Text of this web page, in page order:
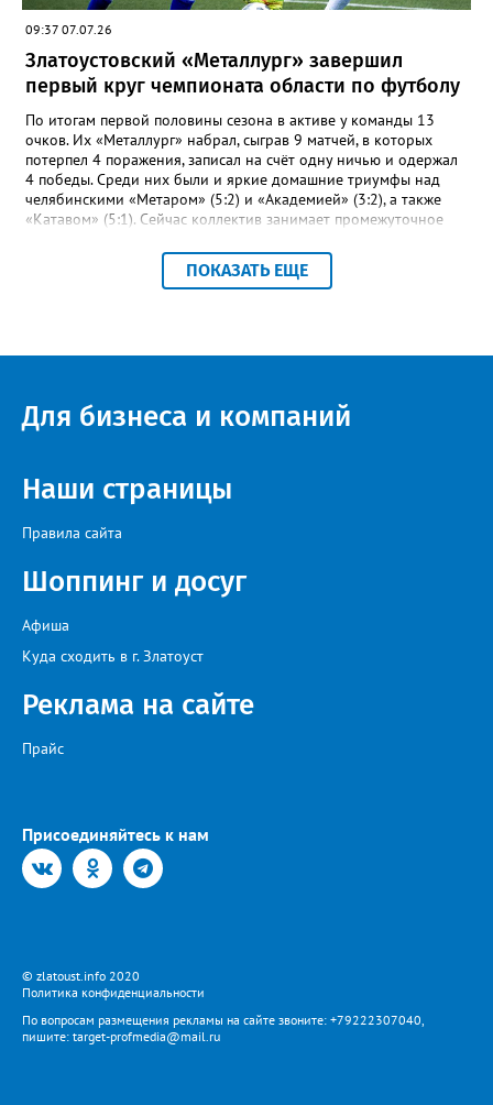
09:37 07.07.26
Златоустовский «Металлург» завершил
первый круг чемпионата области по футболу
По итогам первой половины сезона в активе у команды 13
очков. Их «Металлург» набрал, сыграв 9 матчей, в которых
потерпел 4 поражения, записал на счёт одну ничью и одержал
4 победы. Среди них были и яркие домашние триумфы над
челябинскими «Метаром» (5:2) и «Академией» (3:2), а также
«Катавом» (5:1). Сейчас коллектив занимает промежуточное
Строкой выше златоустовцев – коркинский «Шахтёр». При
прочих одинаковых показателях двух идущих плечом к плечу
возможность улучшить свои позиции в турнирной таблице и
лидирует «Звезда» из Чебаркуля, в первую тройку также вошли
две челябинские команды – «Спартак» и «Метар».
ПОКАЗАТЬ ЕЩЕ
Для бизнеса и компаний
Наши страницы
Правила сайта
Шоппинг и досуг
Афиша
Куда сходить в г. Златоуст
Реклама на сайте
Прайс
Присоединяйтесь к нам
© zlatoust.info 2020
Политика конфиденциальности
По вопросам размещения рекламы на сайте звоните: +79222307040,
пишите: target-profmedia@mail.ru